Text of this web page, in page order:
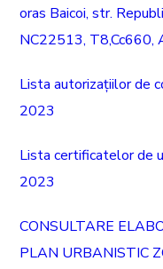
oras Baicoi, str.
NC22513, T8,Cc660,
Lista autorizațiilor de
2023
Lista certificatelor de
2023
CONSULTARE
PLAN URBANISTIC